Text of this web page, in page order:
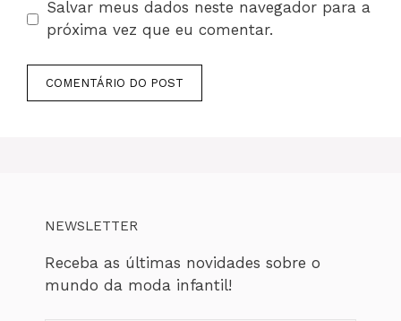
Salvar meus dados neste navegador para a
próxima vez que eu comentar.
NEWSLETTER
Receba as últimas novidades sobre o
mundo da moda infantil!